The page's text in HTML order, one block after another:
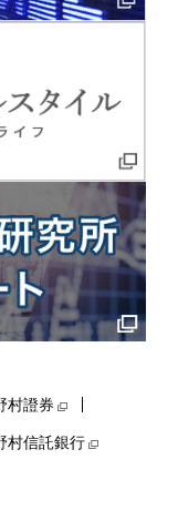
村證券
村信託銀行